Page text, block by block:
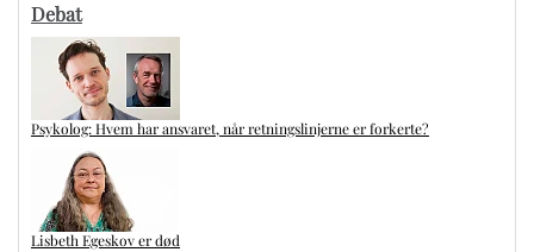
Debat
Psykolog: Hvem har ansvaret, når retningslinjerne er forkerte?
Lisbeth Egeskov er død